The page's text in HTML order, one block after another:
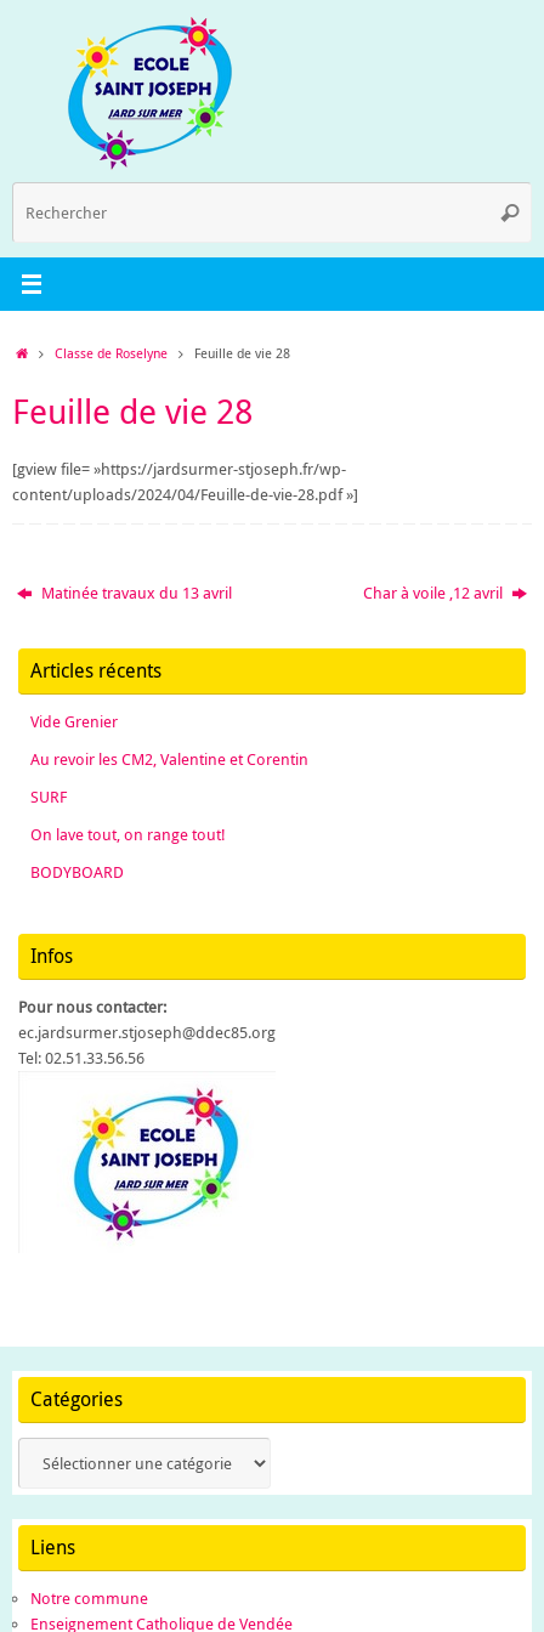
AccueilClasse de Roselyne Feuille de vie 28
Feuille de vie 28
[gview file= »https://jardsurmer-stjoseph.fr/wp-
content/uploads/2024/04/Feuille-de-vie-28.pdf »]
Matinée travaux du 13 avril Char à voile ,12 avril
Articles récents
Vide Grenier
Au revoir les CM2, Valentine et Corentin
SURF
On lave tout, on range tout!
BODYBOARD
Infos
Pour nous contacter:
ec.jardsurmer.stjoseph@ddec85.org
Tel: 02.51.33.56.56
Catégories
Liens
Notre commune
Enseignement Catholique de Vendée